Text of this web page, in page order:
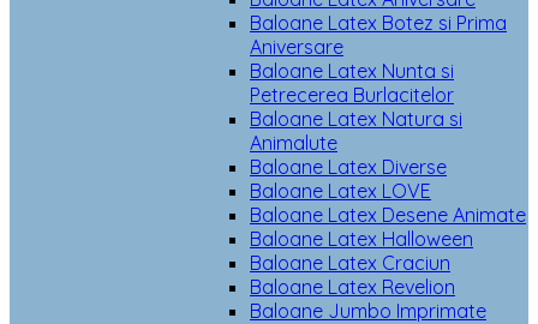
Baloane Latex Botez si Prima
Aniversare
Baloane Latex Nunta si
Petrecerea Burlacitelor
Baloane Latex Natura si
Animalute
Baloane Latex Diverse
Baloane Latex LOVE
Baloane Latex Desene Animate
Baloane Latex Halloween
Baloane Latex Craciun
Baloane Latex Revelion
Baloane Jumbo Imprimate